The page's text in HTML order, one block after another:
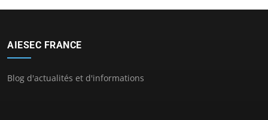
AIESEC FRANCE
Blog d'actualités et d'informations